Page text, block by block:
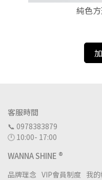
純色
客服時間
📞 0978383879
🕛 10:00- 17:00
WANNA SHINE ®
品牌理念 VIP會員制度 我